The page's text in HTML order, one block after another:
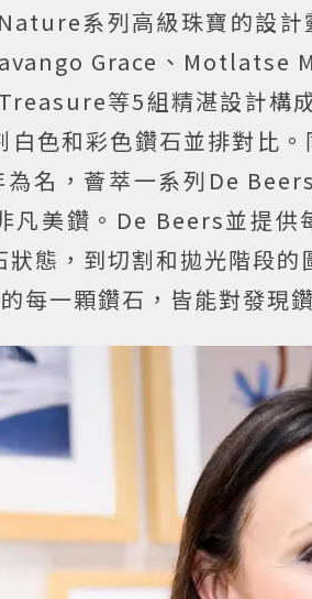
系列高級珠寶的設計
Grace、
等5組精湛設計構
白色和彩色鑽石並排對
名，薈萃一系列De
凡美鑽。De Beers並提
狀態，到切割和拋光階段
每一顆鑽石，皆能對發現